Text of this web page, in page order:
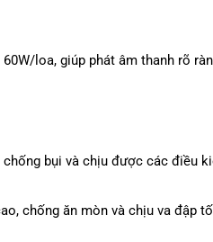
loa, giúp phát âm thanh rõ
bụi và chịu được các điều
chống ăn mòn và chịu va đập